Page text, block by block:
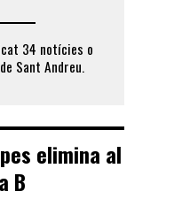
34 notícies o
Sant Andreu.
elimina al
B